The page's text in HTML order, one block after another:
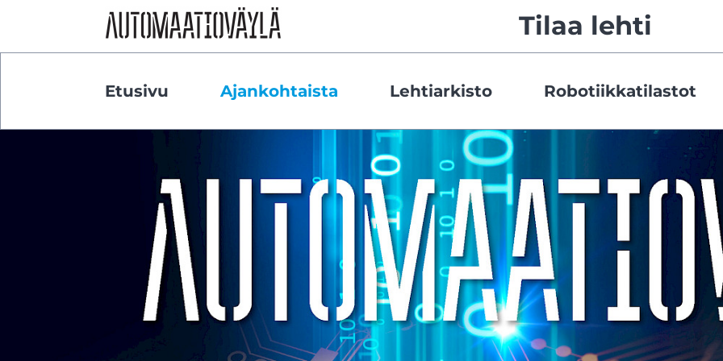
Siirry sivun sisältöön Tilaa lehti
Etusivu Ajankohtaista Lehtiarkisto Robotiikkatilastot